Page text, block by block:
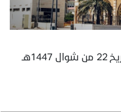
خطبة الجمعة المذاعة والموزعة بتاريخ 22 من شوال 1447هـ